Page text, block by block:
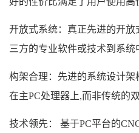
开放式系统：真正先进的开
三方的专业软件或技术到系统
构架合理：先进的系统设计
在主PC处理器上,而非传统的
技术领先： 基于PC平台的